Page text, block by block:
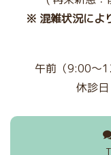
※ 混雑状況によ
午前（9:00～
休診